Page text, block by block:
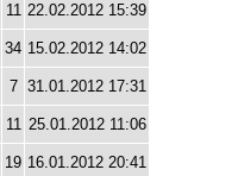
11 22.02.2012 15:39
34 15.02.2012 14:02
7 31.01.2012 17:31
11 25.01.2012 11:06
19 16.01.2012 20:41